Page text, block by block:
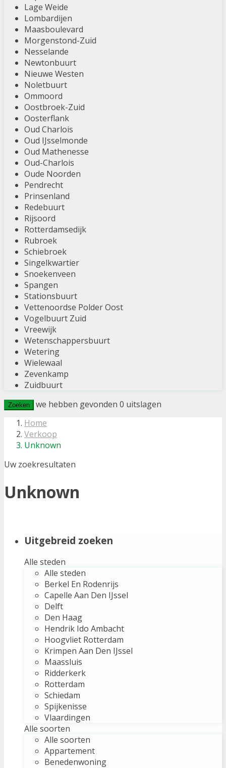
Lage Weide
Lombardijen
Maasboulevard
Morgenstond-Zuid
Nesselande
Newtonbuurt
Nieuwe Westen
Noletbuurt
Ommoord
Oostbroek-Zuid
Oosterflank
Oud Charlois
Oud IJsselmonde
Oud Mathenesse
Oud-Charlois
Oude Noorden
Pendrecht
Prinsenland
Redebuurt
Rijsoord
Rotterdamsedijk
Rubroek
Schiebroek
Singelkwartier
Snoekenveen
Spangen
Stationsbuurt
Vettenoordse Polder Oost
Vogelbuurt Zuid
Vreewijk
Wetenschappersbuurt
Wetering
Wielewaal
Zevenkamp
Zuidbuurt
Zoeken we hebben gevonden 0 uitslagen
Home
Verkoop
Unknown
Uw zoekresultaten
Unknown
Uitgebreid zoeken
Alle steden
Alle steden
Berkel En Rodenrijs
Capelle Aan Den IJssel
Delft
Den Haag
Hendrik Ido Ambacht
Hoogvliet Rotterdam
Krimpen Aan Den IJssel
Maassluis
Ridderkerk
Rotterdam
Schiedam
Spijkenisse
Vlaardingen
Alle soorten
Alle soorten
Appartement
Benedenwoning